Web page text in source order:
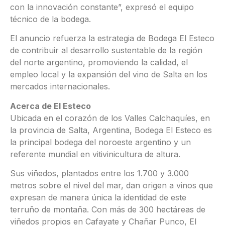
con la innovación constante”, expresó el equipo
técnico de la bodega.
El anuncio refuerza la estrategia de Bodega El Esteco
de contribuir al desarrollo sustentable de la región
del norte argentino, promoviendo la calidad, el
empleo local y la expansión del vino de Salta en los
mercados internacionales.
Acerca de El Esteco
Ubicada en el corazón de los Valles Calchaquíes, en
la provincia de Salta, Argentina, Bodega El Esteco es
la principal bodega del noroeste argentino y un
referente mundial en vitivinicultura de altura.
Sus viñedos, plantados entre los 1.700 y 3.000
metros sobre el nivel del mar, dan origen a vinos que
expresan de manera única la identidad de este
terruño de montaña. Con más de 300 hectáreas de
viñedos propios en Cafayate y Chañar Punco, El